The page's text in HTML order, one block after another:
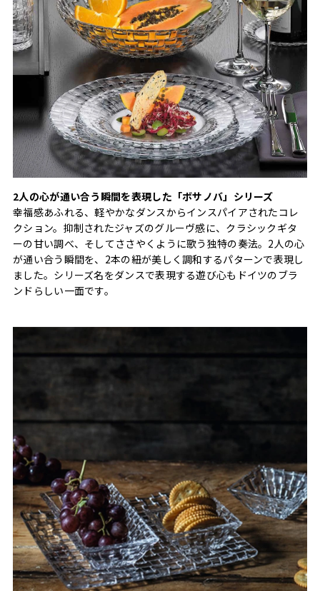
2人の心が通い合う瞬間を表現した「ボサノバ」シリーズ
幸福感あふれる、軽やかなダンスからインスパイアされたコレ
クション。抑制されたジャズのグルーヴ感に、クラシックギタ
ーの甘い調べ、そしてささやくように歌う独特の奏法。2人の心
が通い合う瞬間を、2本の紐が美しく調和するパターンで表現し
ました。シリーズ名をダンスで表現する遊び心もドイツのブラ
ンドらしい一面です。